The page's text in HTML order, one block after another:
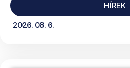
HÍREK
2026. 08. 6.